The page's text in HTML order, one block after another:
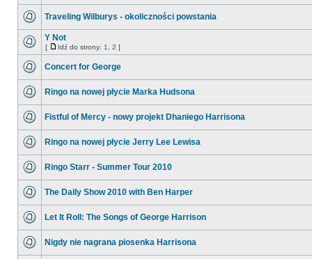
Traveling Wilburys - okoliczności powstania
Y Not
[ Idź do strony: 1 2 ]
Concert for George
Ringo na nowej płycie Marka Hudsona
Fistful of Mercy - nowy projekt Dhaniego Harrisona
Ringo na nowej płycie Jerry Lee Lewisa
Ringo Starr - Summer Tour 2010
The Daily Show 2010 with Ben Harper
Let It Roll: The Songs of George Harrison
Nigdy nie nagrana piosenka Harrisona